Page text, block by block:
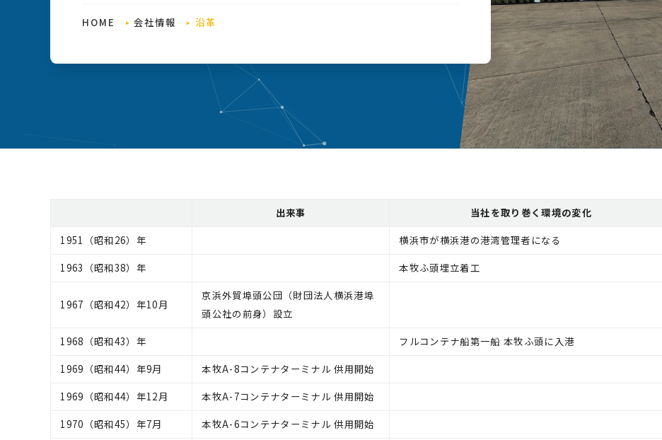
HOME 会社情報 沿革
出来事 当社を取り巻く環境の変化
1951（昭和26）年 横浜市が横浜港の港湾管理者になる
1963（昭和38）年 本牧ふ頭埋立着工
1967（昭和42）年10月
京浜外貿埠頭公団（財団法人横浜港埠
頭公社の前身）設立
1968（昭和43）年 フルコンテナ船第一船 本牧ふ頭に入港
1969（昭和44）年9月 本牧A-8コンテナターミナル 供用開始
1969（昭和44）年12月 本牧A-7コンテナターミナル 供用開始
1970（昭和45）年7月 本牧A-6コンテナターミナル 供用開始